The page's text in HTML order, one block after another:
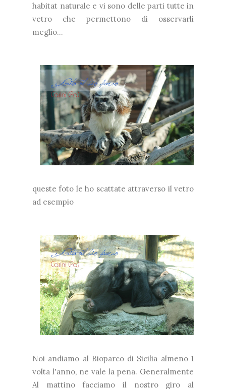
habitat naturale e vi sono delle parti tutte in
vetro che permettono di osservarli
meglio...
queste foto le ho scattate attraverso il vetro
ad esempio
Noi andiamo al Bioparco di Sicilia almeno 1
volta l'anno, ne vale la pena. Generalmente
Al mattino facciamo il nostro giro al